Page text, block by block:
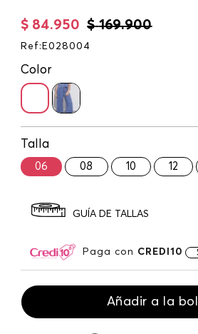
$ 169.900
$ 84.950
Ref : E028004
Color
Talla
06 08 10 12
GUÍA DE TALLAS
Paga con CREDI10
Añadir a la